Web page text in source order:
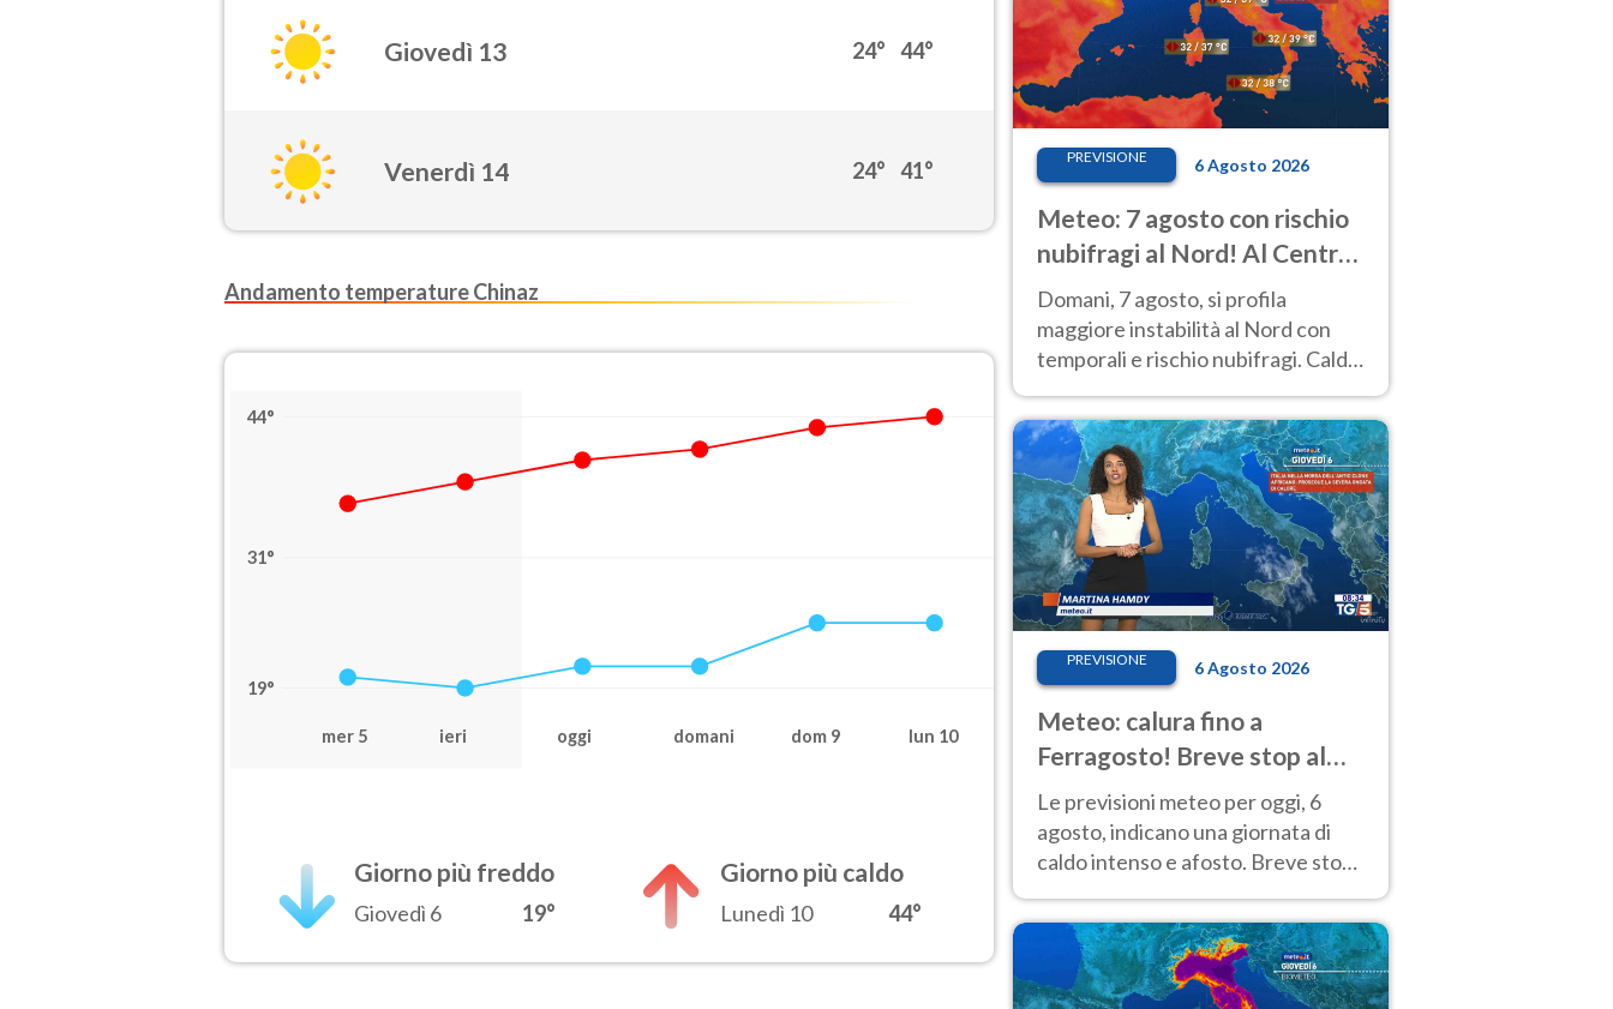
Giovedì 13 24° 44°
Venerdì 14 24° 41°
Andamento temperature Chinaz
44°
31°
19°
mer 5 ieri oggi domani dom 9 lun 10
Giorno più freddo
Giovedì 6 19°
Giorno più caldo
Lunedì 10 44°
PREVISIONE 6 Agosto 2026
Meteo: 7 agosto con rischio
nubifragi al Nord! Al Centro-
Sud caldo estremo
Domani, 7 agosto, si profila
maggiore instabilità al Nord con
temporali e rischio nubifragi. Caldo
previsioni.
PREVISIONE 6 Agosto 2026
Meteo: calura fino a
Ferragosto! Breve stop al
Nord tra 7 e 9 agosto
Le previsioni meteo per oggi, 6
agosto, indicano una giornata di
caldo intenso e afosto. Breve stop
Nord.